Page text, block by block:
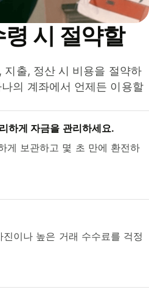
시 절약할
출, 정산 시 비용을 절약하
의 계좌에서 언제든 이용할
하게 자금을 관리하세요.
게 보관하고 몇 초 만에 환전하
이나 높은 거래 수수료를 걱정